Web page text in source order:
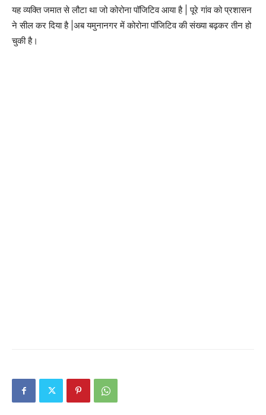
यह व्यक्ति जमात से लौटा था जो कोरोना पॉजिटिव आया है | पूरे गांव को प्रशासन
ने सील कर दिया है |अब यमुनानगर में कोरोना पॉजिटिव की संख्या बढ़कर तीन हो
चुकी है।